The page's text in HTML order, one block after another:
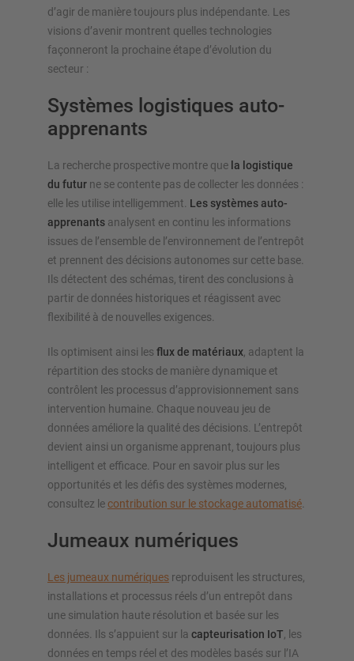
d’agir de manière toujours plus indépendante. Les
visions d’avenir montrent quelles technologies
façonneront la prochaine étape d’évolution du
secteur :
Systèmes logistiques auto-
apprenants
La recherche prospective montre que la logistique
du futur ne se contente pas de collecter les données :
elle les utilise intelligemment. Les systèmes auto-
apprenants analysent en continu les informations
issues de l’ensemble de l’environnement de l’entrepôt
et prennent des décisions autonomes sur cette base.
Ils détectent des schémas, tirent des conclusions à
partir de données historiques et réagissent avec
flexibilité à de nouvelles exigences.
Ils optimisent ainsi les flux de matériaux , adaptent la
répartition des stocks de manière dynamique et
contrôlent les processus d’approvisionnement sans
intervention humaine. Chaque nouveau jeu de
données améliore la qualité des décisions. L’entrepôt
devient ainsi un organisme apprenant, toujours plus
intelligent et efficace. Pour en savoir plus sur les
opportunités et les défis des systèmes modernes,
consultez lecontribution sur le stockage automatisé
Jumeaux numériques
Les jumeaux numériques reproduisent les structures,
installations et processus réels d’un entrepôt dans
une simulation haute résolution et basée sur les
données. Ils s’appuient sur la capteurisation IoT , les
données en temps réel et des modèles basés sur l’IA